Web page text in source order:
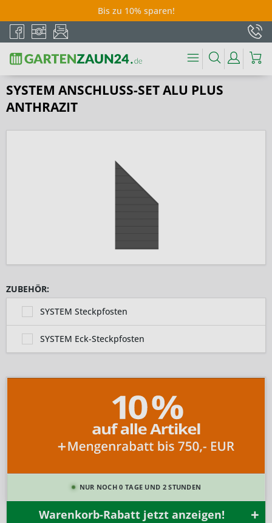
Bis zu 10% sparen!
SYSTEM ANSCHLUSS-SET ALU PLUS
ANTHRAZIT
ZUBEHÖR:
SYSTEM Steckpfosten
SYSTEM Eck-Steckpfosten
NUR NOCH 0 TAGE UND 2 STUNDEN
Warenkorb-Rabatt jetzt anzeigen!